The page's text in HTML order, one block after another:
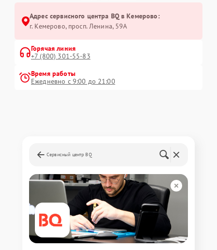
Адрес сервисного центра BQ в Кемерово:
г. Кемерово, просп. Ленина, 59А
Горячая линия
+7 (800) 301-55-83
Время работы
Ежедневно с 9:00 до 21:00
Сервисный центр BQ